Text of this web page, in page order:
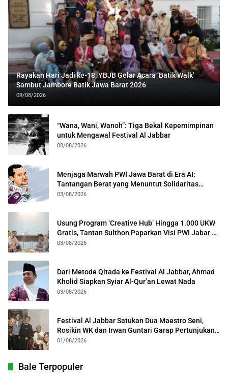
Rayakan Hari Jadi ke-18, YBJB Gelar Acara ‘Batik Walk’
Sambut Jambore Batik Jawa Barat 2026
09/08/2026
“Wana, Wani, Wanoh”: Tiga Bekal Kepemimpinan
untuk Mengawal Festival Al Jabbar
08/08/2026
Menjaga Marwah PWI Jawa Barat di Era AI:
Tantangan Berat yang Menuntut Solidaritas
Lintas Generasi
03/08/2026
Usung Program ‘Creative Hub’ Hingga 1.000 UKW
Gratis, Tantan Sulthon Paparkan Visi PWI Jabar di
Kota Bogor
03/08/2026
Dari Metode Qitada ke Festival Al Jabbar, Ahmad
Kholid Siapkan Syiar Al-Qur’an Lewat Nada
03/08/2026
Festival Al Jabbar Satukan Dua Maestro Seni,
Rosikin WK dan Irwan Guntari Garap Pertunjukan
Kolosal
01/08/2026
Bale Terpopuler